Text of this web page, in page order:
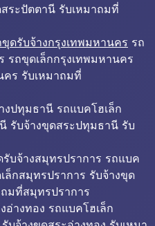
ระปัตตานี รับเหมาถมที่
ขุดรับจ้างกรุงเทพมหานคร รถ
รถขุดเล็กกรุงเทพมหานคร
คร รับเหมาถมที่
ปทุมธานี รถแบคโฮเล็ก
รับจ้างขุดสระปทุมธานี รับ
บจ้างสมุทรปราการ รถแบค
ล็กสมุทรปราการ รับจ้างขุด
มที่สมุทรปราการ
อ่างทอง รถแบคโฮเล็ก